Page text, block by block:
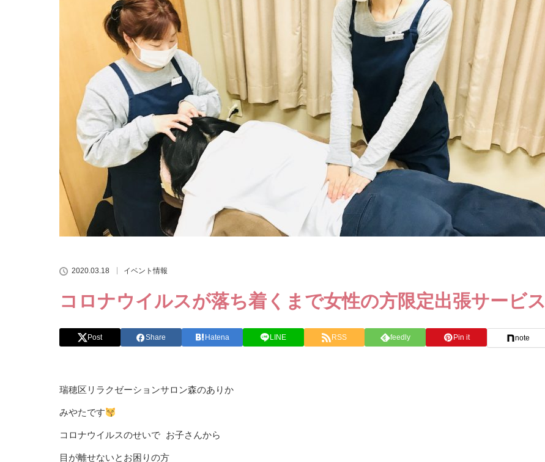
2020.03.18 イベント情報
コロナウイルスが落ち着くまで女性の方限定出張サービス
Post Share Hatena LINE RSS feedly Pin it note
瑞穂区リラクゼーションサロン森のありか
みやたです
コロナウイルスのせいで お子さんから
目が離せないとお困りの方